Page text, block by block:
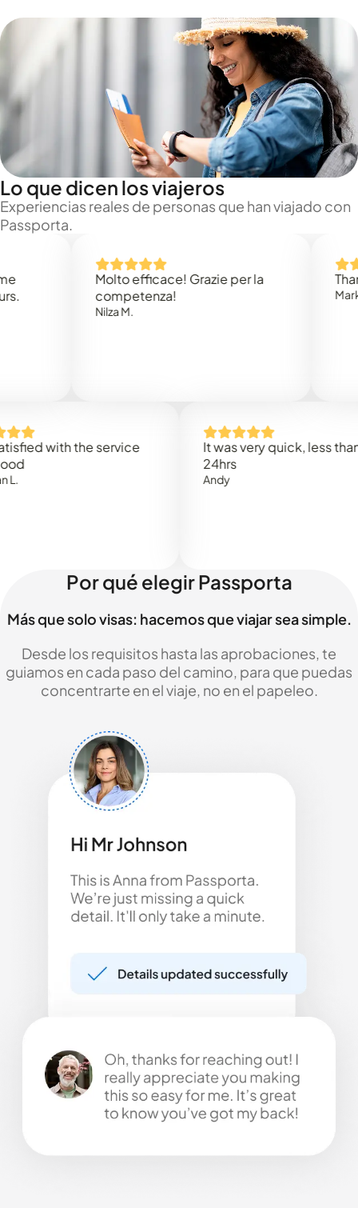
Lo que dicen los viajeros
Experiencias reales de personas que han viajado con
Passporta.
Molto efficace! Grazie per la
competenza!
Nilza M.
Thank
Mark N.
with the service
It was very quick, less than
Por qué elegir Passporta
Más que solo visas: hacemos que viajar sea simple.
Desde los requisitos hasta las aprobaciones, te
guiamos en cada paso del camino, para que puedas
concentrarte en el viaje, no en el papeleo.